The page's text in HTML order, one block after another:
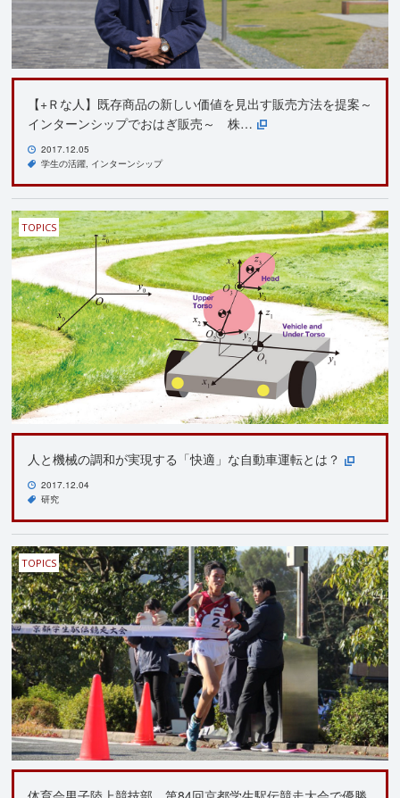
【+Ｒな人】既存商品の新しい価値を見出す販売方法を提案～
インターンシップでおはぎ販売～ 株…
2017.12.05
学生の活躍 インターンシップ
TOPICS
人と機械の調和が実現する「快適」な自動車運転とは？
2017.12.04
研究
TOPICS